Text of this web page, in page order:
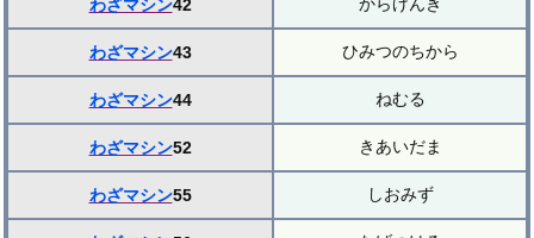
わざマシン42 からげんき
わざマシン43 ひみつのちから
わざマシン44 ねむる
わざマシン52 きあいだま
わざマシン55 しおみず